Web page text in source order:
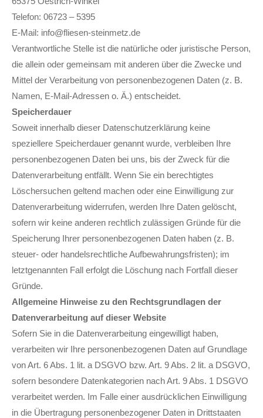
Telefon: 06723 – 5395
E-Mail: info@fliesen-steinmetz.de
Verantwortliche Stelle ist die natürliche oder juristische Person,
die allein oder gemeinsam mit anderen über die Zwecke und
Mittel der Verarbeitung von personenbezogenen Daten (z. B.
Namen, E-Mail-Adressen o. Ä.) entscheidet.
Speicherdauer
Soweit innerhalb dieser Datenschutzerklärung keine
speziellere Speicherdauer genannt wurde, verbleiben Ihre
personenbezogenen Daten bei uns, bis der Zweck für die
Datenverarbeitung entfällt. Wenn Sie ein berechtigtes
Löschersuchen geltend machen oder eine Einwilligung zur
Datenverarbeitung widerrufen, werden Ihre Daten gelöscht,
sofern wir keine anderen rechtlich zulässigen Gründe für die
Speicherung Ihrer personenbezogenen Daten haben (z. B.
steuer- oder handelsrechtliche Aufbewahrungsfristen); im
letztgenannten Fall erfolgt die Löschung nach Fortfall dieser
Gründe.
Allgemeine Hinweise zu den Rechtsgrundlagen der
Datenverarbeitung auf dieser Website
Sofern Sie in die Datenverarbeitung eingewilligt haben,
verarbeiten wir Ihre personenbezogenen Daten auf Grundlage
von Art. 6 Abs. 1 lit. a DSGVO bzw. Art. 9 Abs. 2 lit. a DSGVO,
sofern besondere Datenkategorien nach Art. 9 Abs. 1 DSGVO
verarbeitet werden. Im Falle einer ausdrücklichen Einwilligung
in die Übertragung personenbezogener Daten in Drittstaaten